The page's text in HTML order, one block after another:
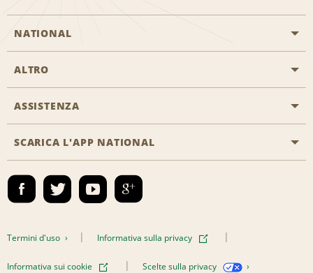
NATIONAL
Inizia una prenotazione
Programmi business
Emerald Club Accedi
ALTRO
Offerte di lavoro
ASSISTENZA
Accessibilità
Contatti
SCARICA L'APP NATIONAL
Termini d'uso Informativa sulla privacy
Informativa sui cookie Scelte sulla privacy